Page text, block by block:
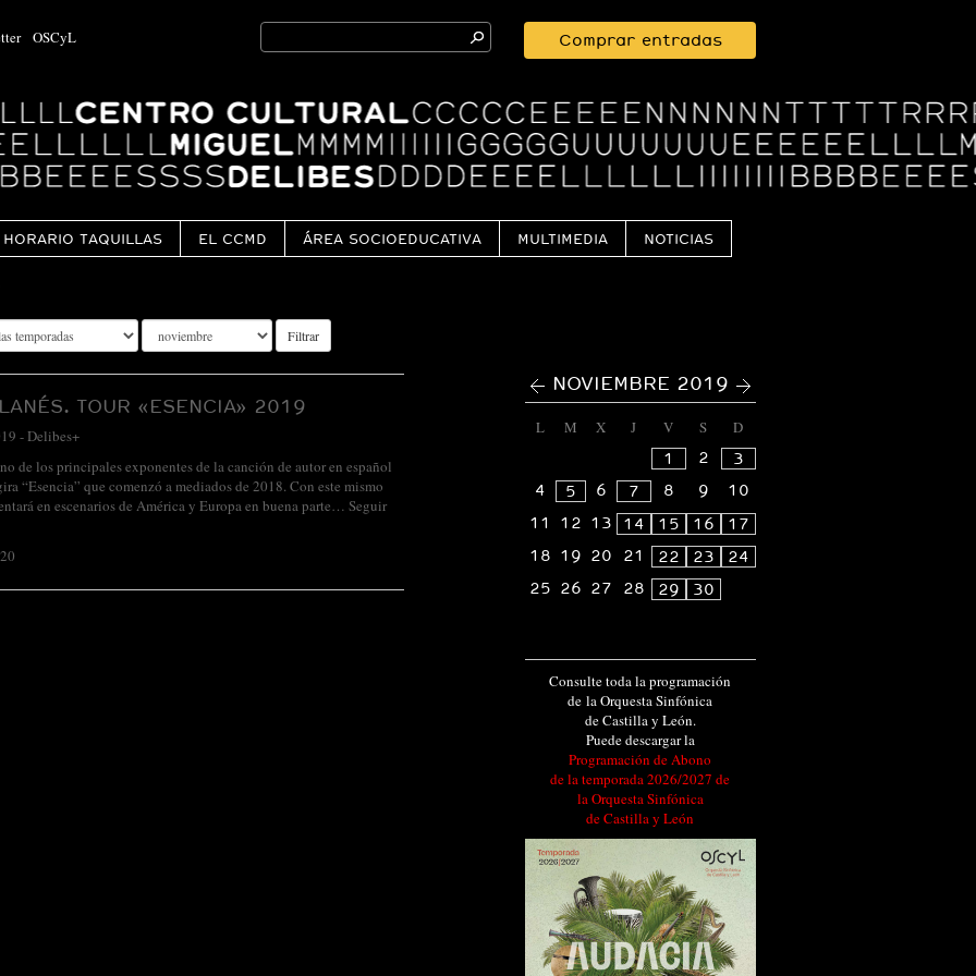
OSCyL
Search
for:
Comprar entradas
HORARIO TAQUILLAS EL CCMD ÁREA SOCIOEDUCATIVA MULTIMEDIA NOTICIAS
Filtrar
TOUR «ESENCIA» 2019
-Delibes+
de los principales exponentes de la canción de autor en español
“Esencia” que comenzó a mediados de 2018. Con este mismo
en escenarios de América y Europa en buena parte… Seguir
>
NOVIEMBRE 2019
L M X J V S
D
1
2
3
4
5 6 7 8 9
10
11
12 13 14 15 16
17
18 19 20 21 22 23
24
25 26 27 28 29 30
Consulte toda la programación
de la Orquesta Sinfónica
de Castilla y León.
Puede descargar la
Programación de Abono
de la temporada 2026/2027 de
la Orquesta Sinfónica
de Castilla y León